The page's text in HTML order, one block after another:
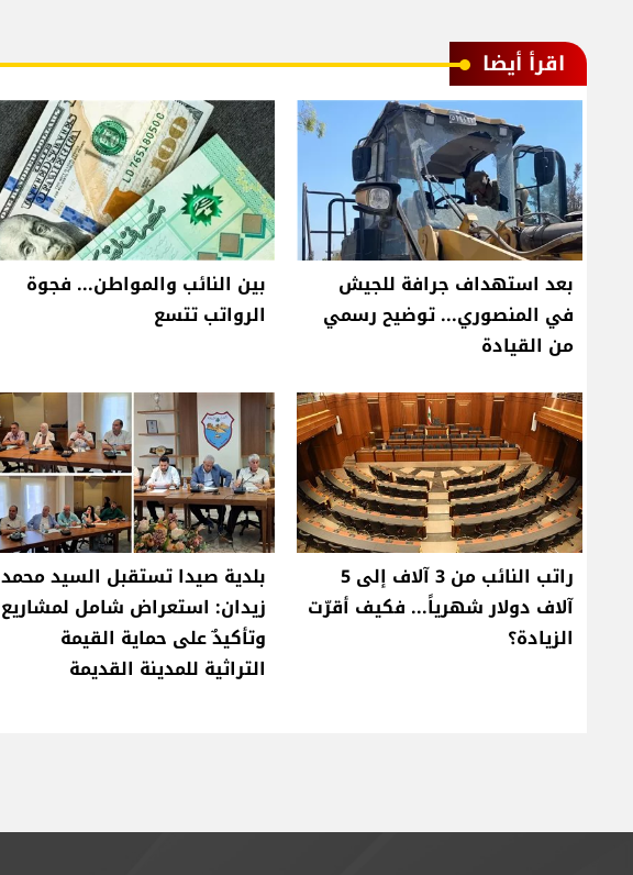
اقرأ أيضا
بعد استهداف جرافة للجيش
في المنصوري... توضيح رسمي
من القيادة
بين النائب والمواطن... فجوة
الرواتب تتسع
راتب النائب من 3 آلاف إلى 5
آلاف دولار شهرياً... فكيف أقرّت
الزيادة؟
بلدية صيدا تستقبل السيد محمد
زيدان: استعراض شامل لمشاريع
وتأكيدٌ على حماية القيمة
التراثية للمدينة القديمة